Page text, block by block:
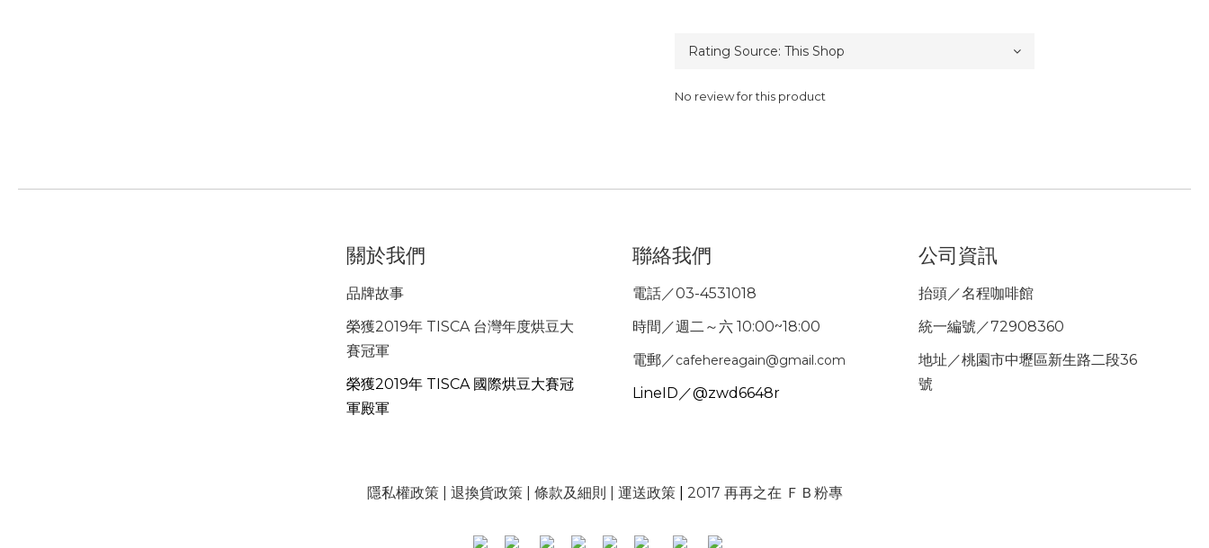
No review for this product
關於我們
品牌故事
榮獲2019年 TISCA 台灣年度烘豆大
賽冠軍
榮獲2019年 TISCA 國際烘豆大賽冠
軍殿軍
聯絡我們
電話／03-4531018
時間／週二～六 10:00~18:00
電郵／cafehereagain@gmail.com
LineID／@zwd6648r
公司資訊
抬頭／名程咖啡館
統一編號／72908360
地址／桃園市中壢區新生路二段36
號
隱私權政策 退換貨政策| 條款及細則 運送政策 2017 再再之在 ＦＢ粉專